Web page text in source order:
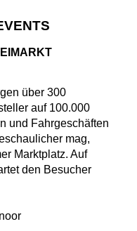
über 300
auf 100.000
und Fahrgeschäften
mag,
Marktplatz. Auf
den Besucher